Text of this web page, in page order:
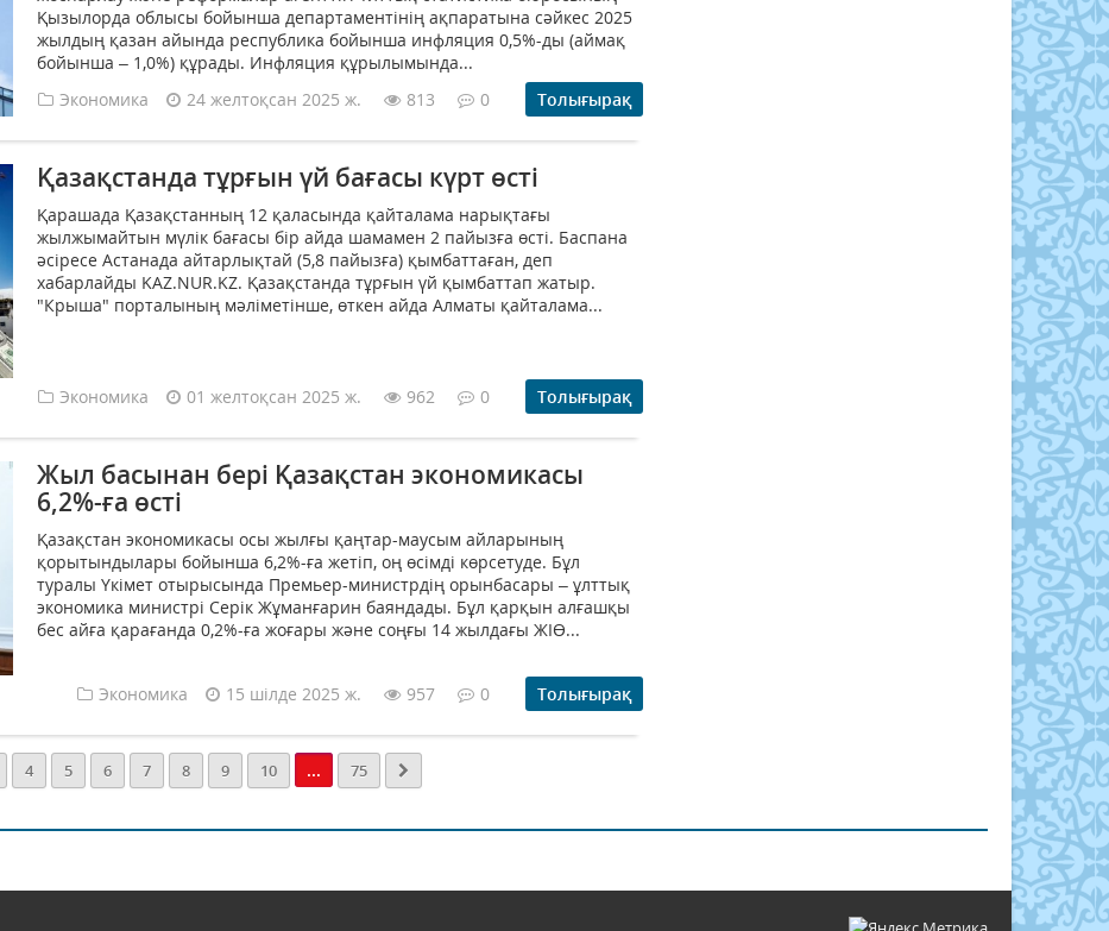
Қызылорда облысы бойынша департаментінің ақпаратына сәйкес 2025
жылдың қазан айында республика бойынша инфляция 0,5%-ды (аймақ
бойынша – 1,0%) құрады. Инфляция құрылымында...
Экономика
24 желтоқсан 2025 ж. 813 0 Толығырақ
Қазақстанда тұрғын үй бағасы күрт өсті
Қарашада Қазақстанның 12 қаласында қайталама нарықтағы
жылжымайтын мүлік бағасы бір айда шамамен 2 пайызға өсті. Баспана
әсіресе Астанада айтарлықтай (5,8 пайызға) қымбаттаған, деп
хабарлайды KAZ.NUR.KZ. Қазақстанда тұрғын үй қымбаттап жатыр.
"Крыша" порталының мәліметінше, өткен айда Алматы қайталама...
Экономика 01 желтоқсан 2025 ж. 962 0 Толығырақ
Жыл басынан бері Қазақстан экономикасы
6,2%-ға өсті
Қазақстан экономикасы осы жылғы қаңтар-маусым айларының
қорытындылары бойынша 6,2%-ға жетіп, оң өсімді көрсетуде. Бұл
туралы Үкімет отырысында Премьер-министрдің орынбасары – ұлттық
экономика министрі Серік Жұманғарин баяндады. Бұл қарқын алғашқы
бес айға қарағанда 0,2%-ға жоғары және соңғы 14 жылдағы ЖІӨ...
Экономика 15 шілде 2025 ж. 957 0 Толығырақ
4 5 6 7 8 9 10 ... 75